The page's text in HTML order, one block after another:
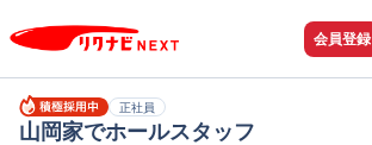
会員登録
正社員
山岡家でホールスタッフ